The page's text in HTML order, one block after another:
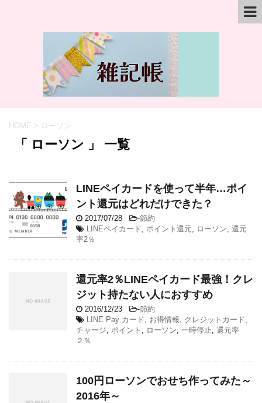
HOME > ローソン
「 ローソン 」 一覧
LINEペイカードを使って半年…ポイ
ント還元はどれだけできた？
2017/07/28 -節約
LINEペイカード, ポイント還元, ローソン, 還元
率2％
還元率2％LINEペイカード最強！クレ
ジット持たない人におすすめ
2016/12/23 -節約
LINE Pay カード, お得情報, クレジットカード,
チャージ, ポイント , ローソン, 一時停止, 還元率
２％
100円ローソンでおせち作ってみた～
2016年～